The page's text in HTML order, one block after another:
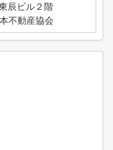
辰ビル２階
不動産協会